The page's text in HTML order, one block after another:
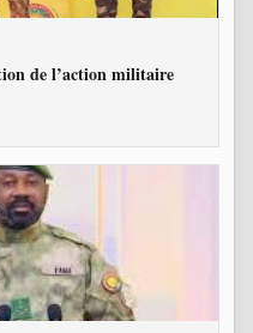
de l’action militaire